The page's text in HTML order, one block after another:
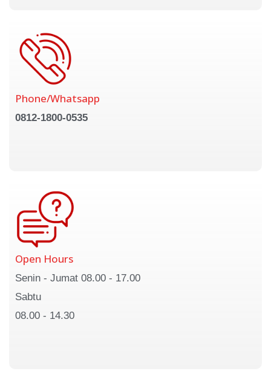
Phone/Whatsapp
0812-1800-0535
Open Hours
Senin - Jumat 08.00 - 17.00
Sabtu
08.00 - 14.30